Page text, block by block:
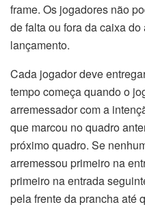
frame. Os jogadores não
de falta ou fora da caixa
lançamento.
Cada jogador deve
tempo começa quando o
arremessador com a
que marcou no quadro
próximo quadro. Se
arremessou primeiro na
primeiro na entrada
pela frente da prancha até